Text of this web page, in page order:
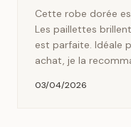
Cette robe dorée
Les paillettes
est parfaite. Idéale
achat, je la
03/04/2026